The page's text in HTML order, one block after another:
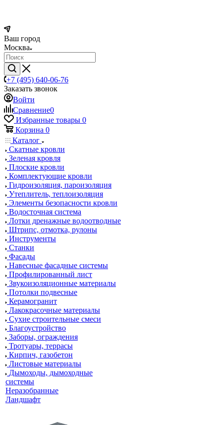
Ваш город
Москва
+7 (495) 640-06-76
Заказать звонок
Войти
Сравнение0
Избранные товары 0
Корзина 0
Каталог
Скатные кровли
Зеленая кровля
Плоские кровли
Комплектующие кровли
Гидроизоляция, пароизоляция
Утеплитель, теплоизоляция
Элементы безопасности кровли
Водосточная система
Лотки дренажные водоотводные
Штрипс, отмотка, рулоны
Инструменты
Станки
Фасады
Навесные фасадные системы
Профилированный лист
Звукоизоляционные материалы
Потолки подвесные
Керамогранит
Лакокрасочные материалы
Сухие строительные смеси
Благоустройство
Заборы, ограждения
Тротуары, террасы
Кирпич, газобетон
Листовые материалы
Дымоходы, дымоходные
системы
Неразобранные
Ландшафт